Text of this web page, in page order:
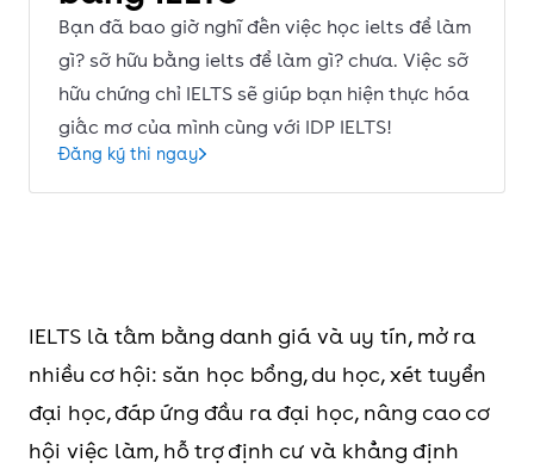
Bạn đã bao giờ nghĩ đến việc học ielts để làm
gì? sỡ hữu bằng ielts để làm gì? chưa. Việc sỡ
hữu chứng chỉ IELTS sẽ giúp bạn hiện thực hóa
giấc mơ của mình cùng với IDP IELTS!
Đăng ký thi ngay
IELTS là tấm bằng danh giá và uy tín, mở ra
nhiều cơ hội: săn học bổng, du học, xét tuyển
đại học, đáp ứng đầu ra đại học, nâng cao cơ
hội việc làm, hỗ trợ định cư và khẳng định